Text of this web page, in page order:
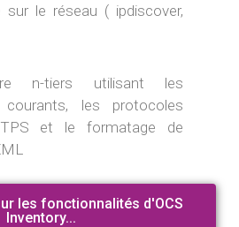
sur le réseau ( ipdiscover,
n-tiers utilisant les
courants, les protocoles
et le formatage de
les fonctionnalités d'OCS
Inventory...